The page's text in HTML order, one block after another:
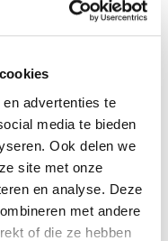
advertenties te
media te bieden
Ook delen we
site met onze
en analyse. Deze
met andere
of die ze hebben